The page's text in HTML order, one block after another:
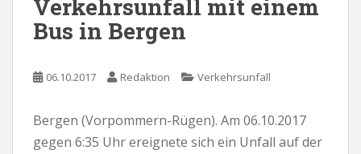
Verkehrsunfall mit einem
Bus in Bergen
06.10.2017 Redaktion Verkehrsunfall
Bergen (Vorpommern-Rügen). Am 06.10.2017
gegen 6:35 Uhr ereignete sich ein Unfall auf der